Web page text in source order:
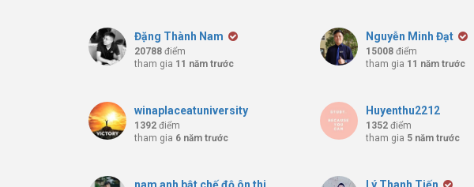
Đặng Thành Nam
20788 điểm
tham gia 11 năm trước
Nguyễn Minh Đạt
15008điểm
tham gia 11 năm trước
winaplaceatuniversity
1392 điểm
tham gia 6 năm trước
Huyenthu2212
1352điểm
tham gia 5 năm trước